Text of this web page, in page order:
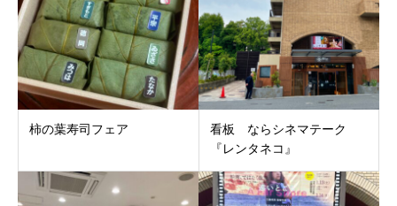
柿の葉寿司フェア
看板 ならシネマテーク
『レンタネコ』